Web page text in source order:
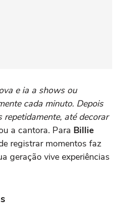
e ia a shows ou
cada minuto. Depois
até decorar
a cantora. Para Billie
registrar momentos faz
geração vive experiências